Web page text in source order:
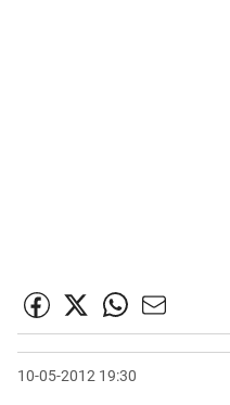
10-05-2012 19:30